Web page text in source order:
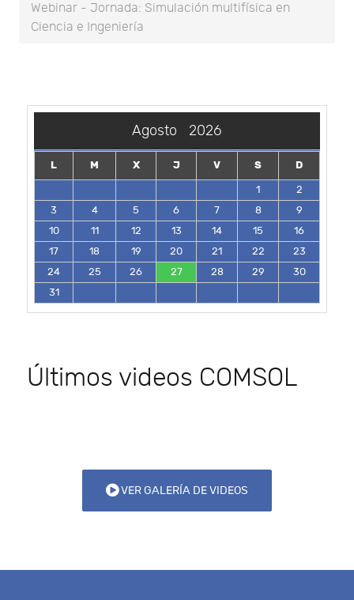
Webinar - Jornada: Simulación multifísica en
Ciencia e Ingeniería
Agosto 2026
L M X J V S
D
1
2
3
4 5 6 7 8
9
10
11 12 13 14 15
16
17
18 19 20 21 22
23
24
25 26 27 28 29
30
31
Últimos videos COMSOL
VER GALERÍA DE VIDEOS